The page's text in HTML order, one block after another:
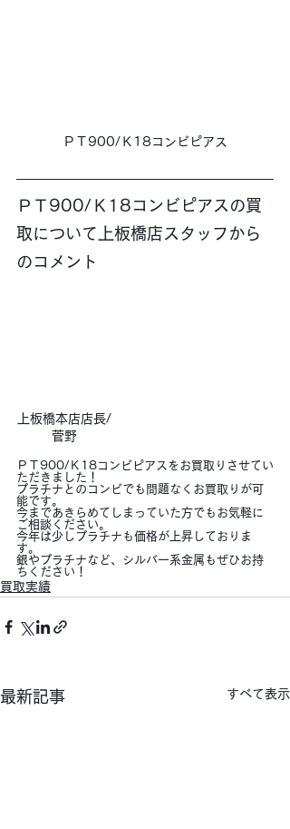
ＰＴ900/Ｋ18コンビピアス
ＰＴ900/Ｋ18コンビピアスの買
取について上板橋店スタッフから
のコメント
上板橋本店店長/
菅野
ＰＴ900/Ｋ18コンビピアスをお買取りさせてい
ただきました！
プラチナとのコンビでも問題なくお買取りが可
能です。
今まであきらめてしまっていた方でもお気軽に
ご相談ください。
今年は少しプラチナも価格が上昇しておりま
す。
銀やプラチナなど、シルバー系金属もぜひお持
ちください！
買取実績
最新記事 すべて表示